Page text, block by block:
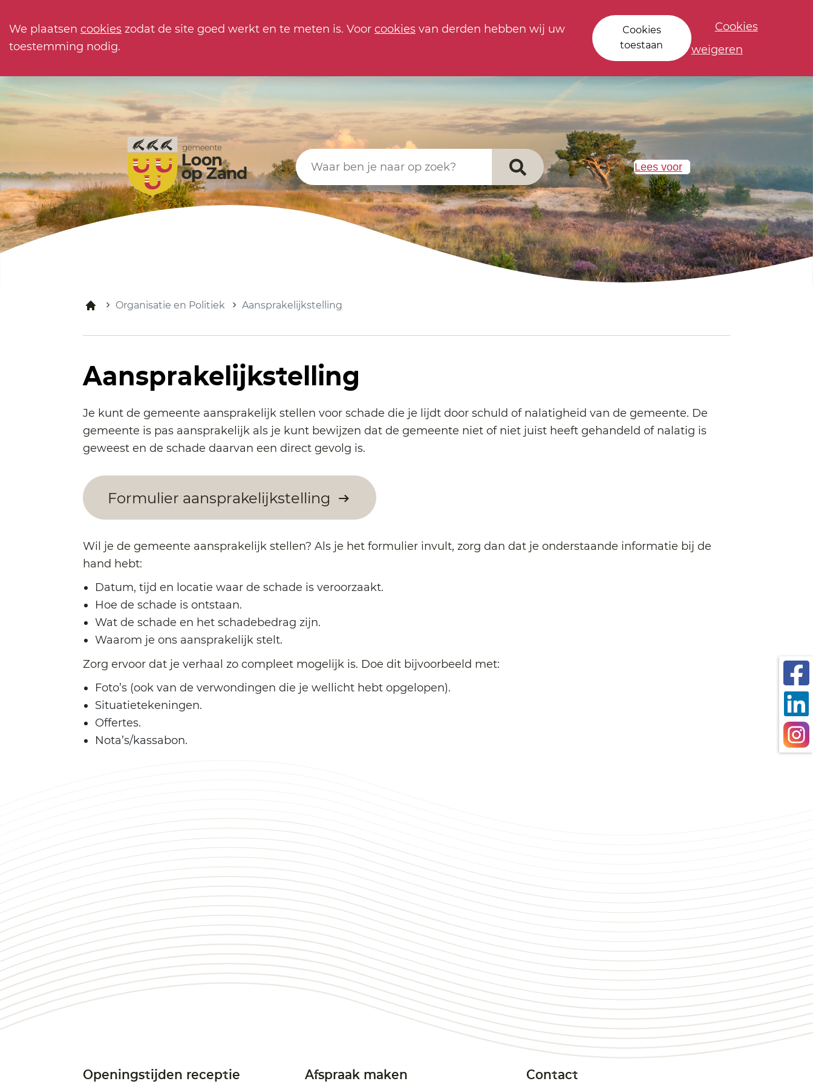
We plaatsen cookies zodat de site goed werkt en te meten is. Voor cookies van derden hebben wij uw
toestemming nodig.
Cookies
toestaan
Cookies
weigeren
Waar ben je naar op zoek?
Lees voor
Organisatie en Politiek Aansprakelijkstelling
Aansprakelijkstelling
Je kunt de gemeente aansprakelijk stellen voor schade die je lijdt door schuld of nalatigheid van de gemeente. De
gemeente is pas aansprakelijk als je kunt bewijzen dat de gemeente niet of niet juist heeft gehandeld of nalatig is
geweest en de schade daarvan een direct gevolg is.
Formulier aansprakelijkstelling
Wil je de gemeente aansprakelijk stellen? Als je het formulier invult, zorg dan dat je onderstaande informatie bij de
hand hebt:
Datum, tijd en locatie waar de schade is veroorzaakt.
Hoe de schade is ontstaan.
Wat de schade en het schadebedrag zijn.
Waarom je ons aansprakelijk stelt.
Zorg ervoor dat je verhaal zo compleet mogelijk is. Doe dit bijvoorbeeld met:
Foto’s (ook van de verwondingen die je wellicht hebt opgelopen).
Situatietekeningen.
Offertes.
Nota’s/kassabon.
Openingstijden receptie Afspraak maken Contact